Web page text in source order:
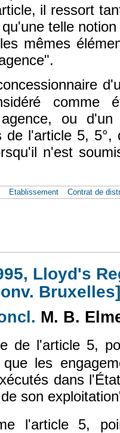
il ressort
telle
externe)
mêmes
comme
ou
de l'article 5,
est externe)n'est
Etablissement Contrat de
Lloyd's
Bruxelles]
est externe)
(le lien est
M. B.
de l'article 5,
les
dans
son
l'article 5,